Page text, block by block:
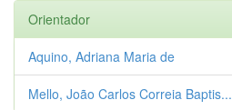
Orientador
Aquino, Adriana Maria de
Mello, João Carlos Correia Baptis...